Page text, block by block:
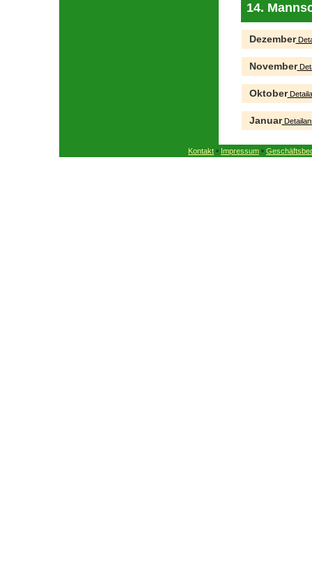
14.
Dezember
November
Oktober
Januar
Kontakt • Impressum •